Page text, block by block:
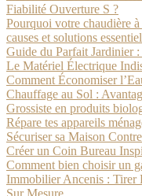
Fiabilité Ouverture S ?
Pourquoi votre chaudière
causes et solutions
Guide du Parfait Jardinier
Le Matériel Électrique
Comment Économiser
Chauffage au Sol :
Grossiste en produits
Répare tes appareils
Sécuriser sa Maison
Créer un Coin Bureau
Comment bien choisir un
Immobilier Ancenis : Tirer
Sur Mesure